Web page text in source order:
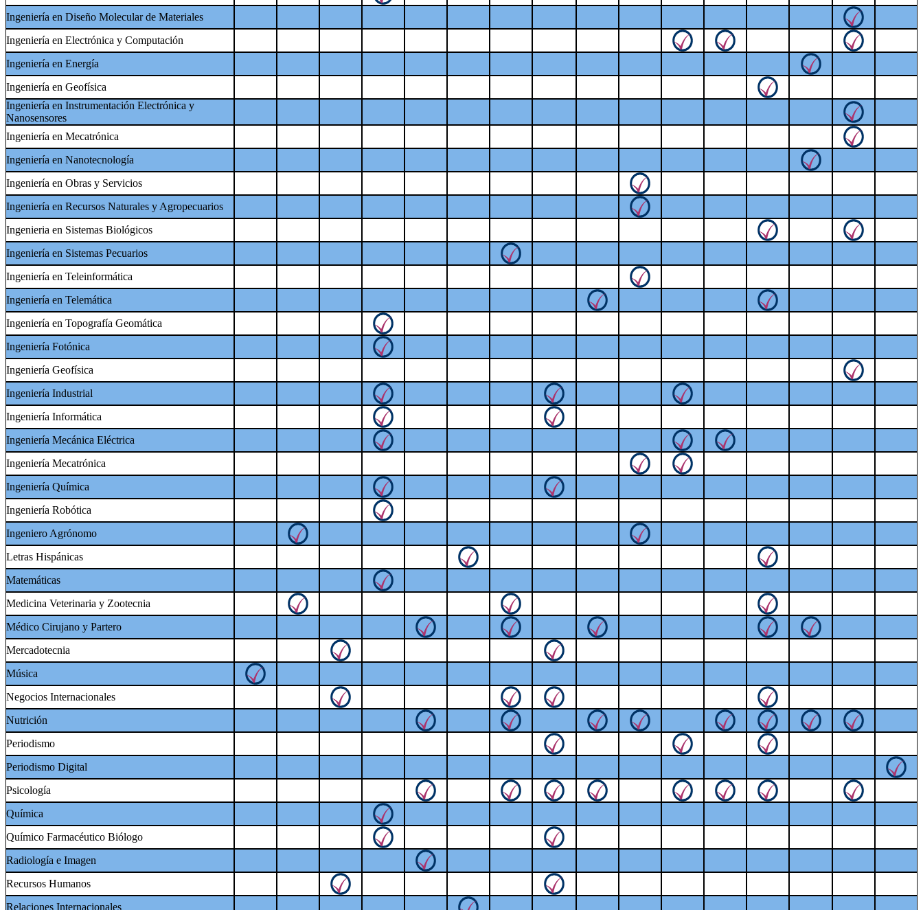
Ingeniería en Diseño Molecular de Materiales
Ingeniería en Electrónica y Computación
Ingeniería en Energía
Ingeniería en Geofísica
Ingeniería en Instrumentación Electrónica y
Nanosensores
Ingeniería en Mecatrónica
Ingeniería en Nanotecnología
Ingeniería en Obras y Servicios
Ingeniería en Recursos Naturales y Agropecuarios
Ingenieria en Sistemas Biológicos
Ingeniería en Sistemas Pecuarios
Ingeniería en Teleinformática
Ingeniería en Telemática
Ingeniería en Topografía Geomática
Ingeniería Fotónica
Ingeniería Geofísica
Ingeniería Industrial
Ingeniería Informática
Ingeniería Mecánica Eléctrica
Ingeniería Mecatrónica
Ingeniería Química
Ingeniería Robótica
Ingeniero Agrónomo
Letras Hispánicas
Matemáticas
Medicina Veterinaria y Zootecnia
Médico Cirujano y Partero
Mercadotecnia
Música
Negocios Internacionales
Nutrición
Periodismo
Periodismo Digital
Psicología
Química
Químico Farmacéutico Biólogo
Radiología e Imagen
Recursos Humanos
Relaciones Internacionales